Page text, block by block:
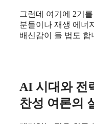
그런데 여기에 2기
분들이나 재생 에너
배신감이 들 법도 합
AI 시대와 전
찬성 여론의